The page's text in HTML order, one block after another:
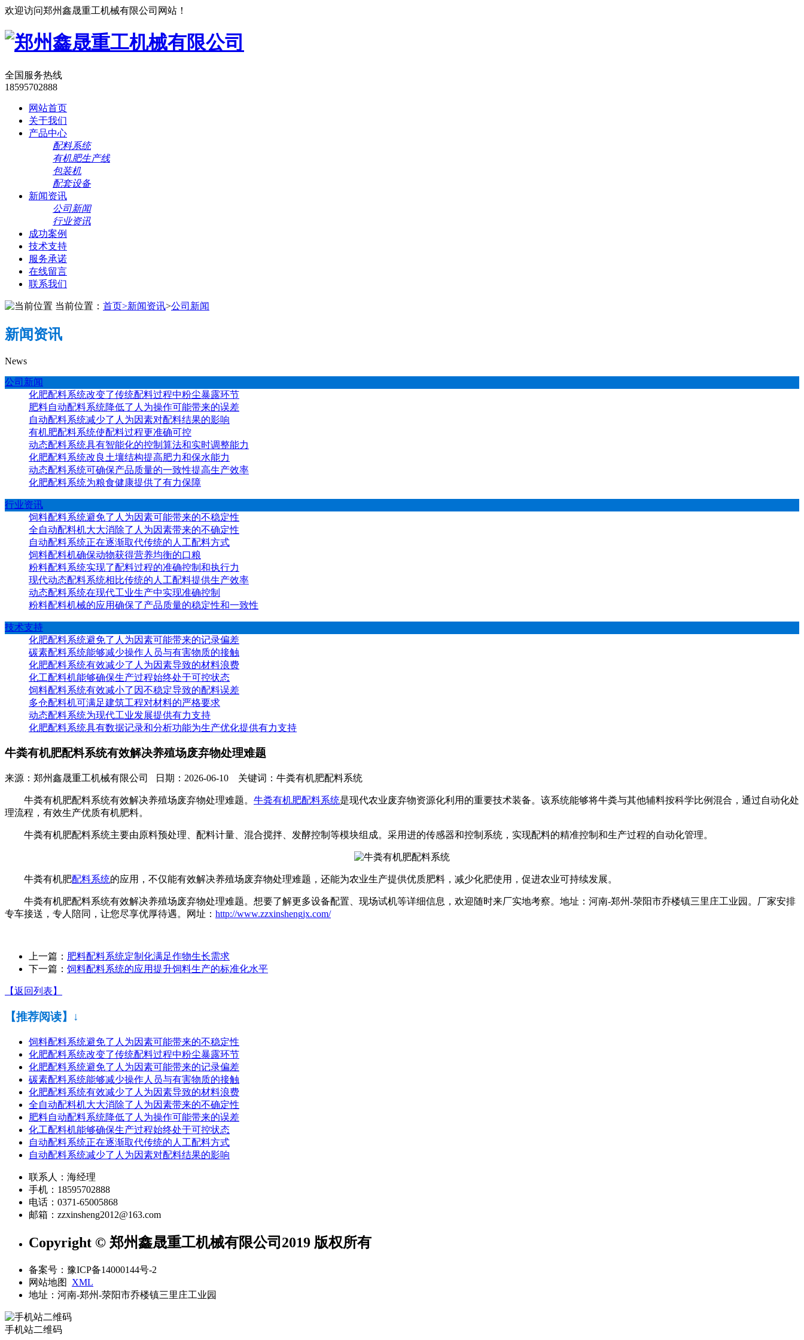
欢迎访问郑州鑫晟重工机械有限公司网站！
全国服务热线
18595702888
网站首页
关于我们
产品中心
配料系统
有机肥生产线
包装机
配套设备
新闻资讯
公司新闻
行业资讯
成功案例
技术支持
服务承诺
在线留言
联系我们
当前位置： 首页>新闻资讯>公司新闻
新闻资讯
News
公司新闻
化肥配料系统改变了传统配料过程中粉尘暴露环节
肥料自动配料系统降低了人为操作可能带来的误差
自动配料系统减少了人为因素对配料结果的影响
有机肥配料系统使配料过程更准确可控
动态配料系统具有智能化的控制算法和实时调整能力
化肥配料系统改良土壤结构提高肥力和保水能力
动态配料系统可确保产品质量的一致性提高生产效率
化肥配料系统为粮食健康提供了有力保障
行业资讯
饲料配料系统避免了人为因素可能带来的不稳定性
全自动配料机大大消除了人为因素带来的不确定性
自动配料系统正在逐渐取代传统的人工配料方式
饲料配料机确保动物获得营养均衡的口粮
粉料配料系统实现了配料过程的准确控制和执行力
现代动态配料系统相比传统的人工配料提供生产效率
动态配料系统在现代工业生产中实现准确控制
粉料配料机械的应用确保了产品质量的稳定性和一致性
技术支持
化肥配料系统避免了人为因素可能带来的记录偏差
碳素配料系统能够减少操作人员与有害物质的接触
化肥配料系统有效减少了人为因素导致的材料浪费
化工配料机能够确保生产过程始终处于可控状态
饲料配料系统有效减小了因不稳定导致的配料误差
多仓配料机可满足建筑工程对材料的严格要求
动态配料系统为现代工业发展提供有力支持
化肥配料系统具有数据记录和分析功能为生产优化提供有力支持
牛粪有机肥配料系统有效解决养殖场废弃物处理难题
来源：郑州鑫晟重工机械有限公司 日期：2026-06-10 关键词：牛粪有机肥配料系统
牛粪有机肥配料系统有效解决养殖场废弃物处理难题。 牛粪有机肥配料系统是现代农业废弃物资源化利用的重要技术装备。该系统能够将牛粪与其他辅料按科学比例混合，通过自动化处
理流程，有效生产优质有机肥料。
牛粪有机肥配料系统主要由原料预处理、配料计量、混合搅拌、发酵控制等模块组成。采用进的传感器和控制系统，实现配料的精准控制和生产过程的自动化管理。
牛粪有机肥配料系统的应用，不仅能有效解决养殖场废弃物处理难题，还能为农业生产提供优质肥料，减少化肥使用，促进农业可持续发展。
牛粪有机肥配料系统有效解决养殖场废弃物处理难题。想要了解更多设备配置、现场试机等详细信息，欢迎随时来厂实地考察。地址：河南-郑州-荥阳市乔楼镇三里庄工业园。厂家安排
专车接送，专人陪同，让您尽享优厚待遇。网址： http://www.zzxinshengjx.com/
上一篇： 肥料配料系统定制化满足作物生长需求
下一篇： 饲料配料系统的应用提升饲料生产的标准化水平
【返回列表】
【推荐阅读】↓
饲料配料系统避免了人为因素可能带来的不稳定性
化肥配料系统改变了传统配料过程中粉尘暴露环节
化肥配料系统避免了人为因素可能带来的记录偏差
碳素配料系统能够减少操作人员与有害物质的接触
化肥配料系统有效减少了人为因素导致的材料浪费
全自动配料机大大消除了人为因素带来的不确定性
肥料自动配料系统降低了人为操作可能带来的误差
化工配料机能够确保生产过程始终处于可控状态
自动配料系统正在逐渐取代传统的人工配料方式
自动配料系统减少了人为因素对配料结果的影响
联系人：海经理
手机：18595702888
电话：0371-65005868
邮箱：zzxinsheng2012@163.com
Copyright © 郑州鑫晟重工机械有限公司2019 版权所有
备案号：豫ICP备14000144号-2
网站地图 XML
地址：河南-郑州-荥阳市乔楼镇三里庄工业园
手机站二维码